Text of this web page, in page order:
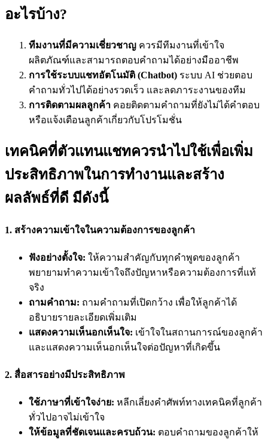
อะไรบ้าง?
ทีมงานที่มีความเชี่ยวชาญ ควรมีทีมงานที่เข้าใจ
ผลิตภัณฑ์และสามารถตอบคำถามได้อย่างมืออาชีพ
การใช้ระบบแชทอัตโนมัติ (Chatbot) ระบบ AI ช่วยตอบ
คำถามทั่วไปได้อย่างรวดเร็ว และลดภาระงานของทีม
การติดตามผลลูกค้า คอยติดตามคำถามที่ยังไม่ได้คำตอบ
หรือแจ้งเตือนลูกค้าเกี่ยวกับโปรโมชั่น
เทคนิคที่ตัวแทนแชทควรนำไปใช้เพื่อเพิ่ม
ประสิทธิภาพในการทำงานและสร้าง
ผลลัพธ์ที่ดี มีดังนี้
1. สร้างความเข้าใจในความต้องการของลูกค้า
ฟังอย่างตั้งใจ: ให้ความสำคัญกับทุกคำพูดของลูกค้า
พยายามทำความเข้าใจถึงปัญหาหรือความต้องการที่แท้
จริง
ถามคำถาม: ถามคำถามที่เปิดกว้าง เพื่อให้ลูกค้าได้
อธิบายรายละเอียดเพิ่มเติม
แสดงความเห็นอกเห็นใจ: เข้าใจในสถานการณ์ของลูกค้า
และแสดงความเห็นอกเห็นใจต่อปัญหาที่เกิดขึ้น
2. สื่อสารอย่างมีประสิทธิภาพ
ใช้ภาษาที่เข้าใจง่าย: หลีกเลี่ยงคำศัพท์ทางเทคนิคที่ลูกค้า
ทั่วไปอาจไม่เข้าใจ
ให้ข้อมูลที่ชัดเจนและครบถ้วน: ตอบคำถามของลูกค้าให้